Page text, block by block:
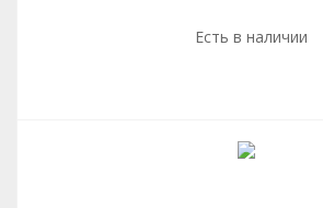
Есть в наличии